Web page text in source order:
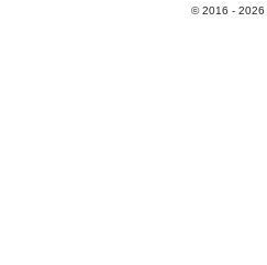
© 2016 - 2026